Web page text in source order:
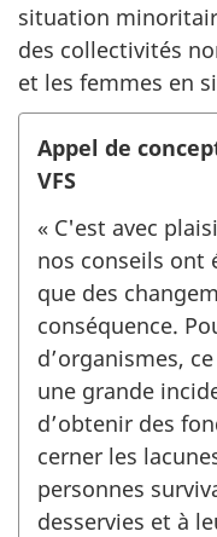
situation
des collectivités
et les femmes en
Appel de
VFS
« C'est avec
nos conseils ont
que des
conséquence.
d’organismes,
une grande
d’obtenir des
cerner les
personnes
desservies et à